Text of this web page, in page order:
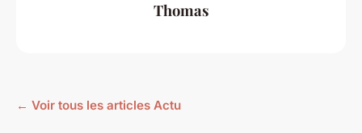
Thomas
← Voir tous les articles Actu